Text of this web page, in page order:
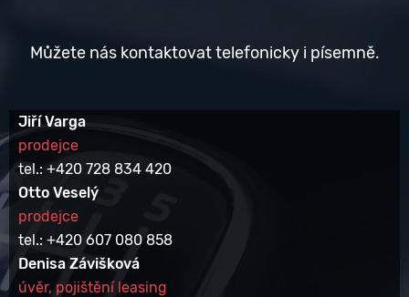
Můžete nás kontaktovat telefonicky i písemně.
Jiří Varga
prodejce
tel.: +420 728 834 420
Otto Veselý
prodejce
tel.: +420 607 080 858
Denisa Závišková
úvěr, pojištění leasing